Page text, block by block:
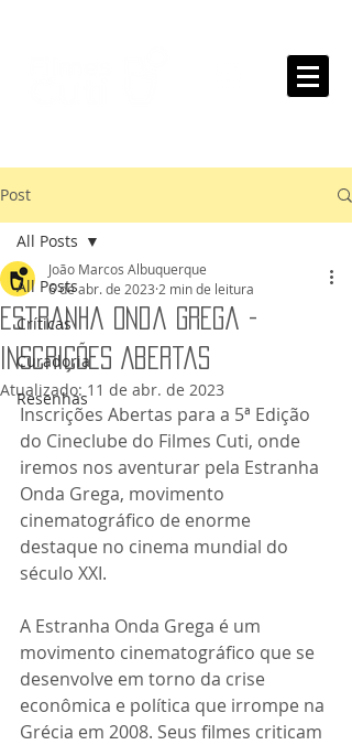
Post
All Posts
Críticas
Curadoria
Resenhas
All Posts
Estranha Onda Grega -
Inscrições Abertas
João Marcos Albuquerque
6 de abr. de 2023 2 min de leitura
Atualizado: 11 de abr. de 2023
Inscrições Abertas para a 5ª Edição
do Cineclube do Filmes Cuti, onde
iremos nos aventurar pela Estranha
Onda Grega, movimento
cinematográfico de enorme
destaque no cinema mundial do
século XXI.
A Estranha Onda Grega é um
movimento cinematográfico que se
desenvolve em torno da crise
econômica e política que irrompe na
Grécia em 2008. Seus filmes criticam